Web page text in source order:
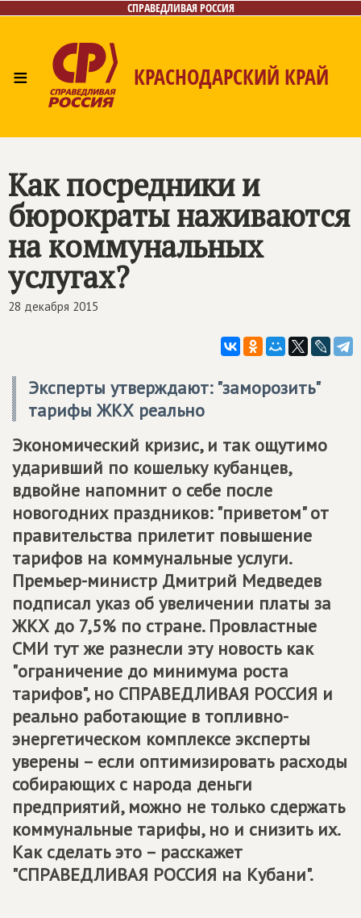
СПРАВЕДЛИВАЯ РОССИЯ
≡ КРАСНОДАРСКИЙ КРАЙ
Как посредники и
бюрократы наживаются
на коммунальных
услугах?
28 декабря 2015
Эксперты утверждают: "заморозить"
тарифы ЖКХ реально
Экономический кризис, и так ощутимо
ударивший по кошельку кубанцев,
вдвойне напомнит о себе после
новогодних праздников: "приветом" от
правительства прилетит повышение
тарифов на коммунальные услуги.
Премьер-министр Дмитрий Медведев
подписал указ об увеличении платы за
ЖКХ до 7,5% по стране. Провластные
СМИ тут же разнесли эту новость как
"ограничение до минимума роста
тарифов", но СПРАВЕДЛИВАЯ РОССИЯ и
реально работающие в топливно-
энергетическом комплексе эксперты
уверены – если оптимизировать расходы
собирающих с народа деньги
предприятий, можно не только сдержать
коммунальные тарифы, но и снизить их.
Как сделать это – расскажет
"СПРАВЕДЛИВАЯ РОССИЯ на Кубани".